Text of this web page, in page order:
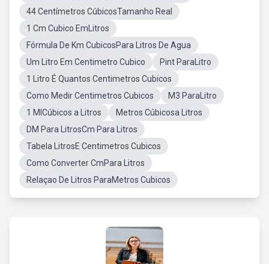
44 Centímetros CúbicosTamanho Real
1 Cm Cubico EmLitros
Fórmula De Km CubicosPara Litros De Agua
Um Litro Em Centimetro Cubico
Pint ParaLitro
1 Litro É Quantos Centimetros Cubicos
Como Medir Centimetros Cubicos
M3 ParaLitro
1 MlCúbicos a Litros
Metros Cúbicosa Litros
DM Para LitrosCm Para Litros
Tabela LitrosE Centimetros Cubicos
Como Converter CmPara Litros
Relaçao De Litros ParaMetros Cubicos